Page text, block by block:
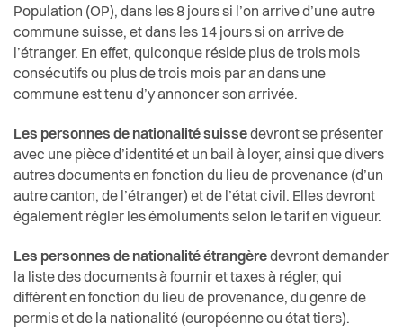
Population (OP), dans les 8 jours si l’on arrive d’une autre
commune suisse, et dans les 14 jours si on arrive de
l’étranger. En effet, quiconque réside plus de trois mois
consécutifs ou plus de trois mois par an dans une
commune est tenu d’y annoncer son arrivée.
Les personnes de nationalité suissedevront se présenter
avec une pièce d’identité et un bail à loyer, ainsi que divers
autres documents en fonction du lieu de provenance (d’un
autre canton, de l’étranger) et de l’état civil. Elles devront
également régler les émoluments selon le tarif en vigueur.
Les personnes de nationalité étrangèredevront demander
la liste des documents à fournir et taxes à régler, qui
diffèrent en fonction du lieu de provenance, du genre de
permis et de la nationalité (européenne ou état tiers).